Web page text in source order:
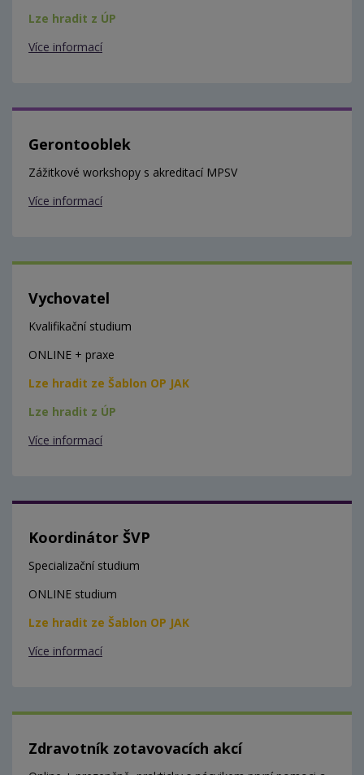
Lze hradit z ÚP
Více informací
Gerontooblek
Zážitkové workshopy s akreditací MPSV
Více informací
Vychovatel
Kvalifikační studium
ONLINE + praxe
Lze hradit ze Šablon OP JAK
Lze hradit z ÚP
Více informací
Koordinátor ŠVP
Specializační studium
ONLINE studium
Lze hradit ze Šablon OP JAK
Více informací
Zdravotník zotavovacích akcí